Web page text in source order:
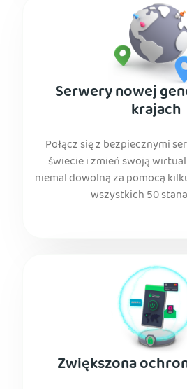
Serwery nowej
krajach
Połącz się z bezpiecznymi
świecie i zmień swoją
niemal dowolną za pomocą
wszystkich 50
Zwiększona